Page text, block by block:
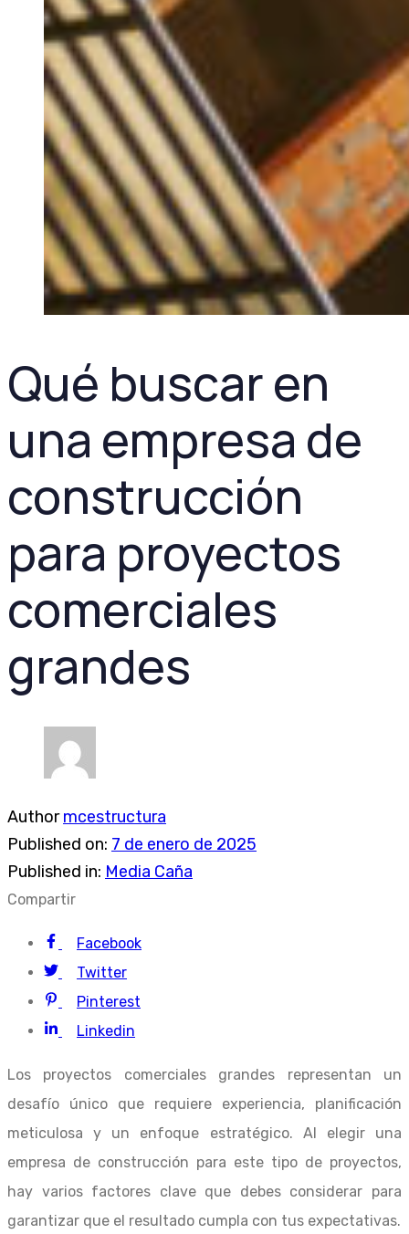
Qué buscar en
una empresa de
construcción
para proyectos
comerciales
grandes
Author mcestructura
Published on: 7 de enero de 2025
Published in: Media Caña
Compartir
Facebook
Twitter
Pinterest
Linkedin
Los proyectos comerciales grandes representan un
desafío único que requiere experiencia, planificación
meticulosa y un enfoque estratégico. Al elegir una
empresa de construcción para este tipo de proyectos,
hay varios factores clave que debes considerar para
garantizar que el resultado cumpla con tus expectativas.